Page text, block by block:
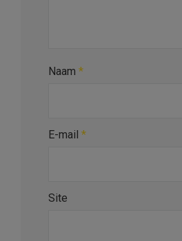
Naam *
E-mail *
Site